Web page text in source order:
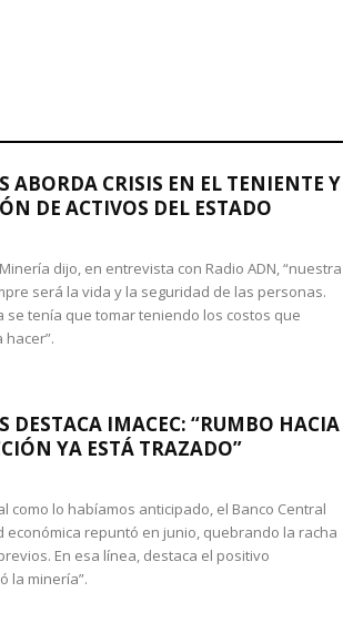
ABORDA CRISIS EN EL TENIENTE Y
DE ACTIVOS DEL ESTADO
dijo, en entrevista con Radio ADN, “nuestra
será la vida y la seguridad de las personas.
se tenía que tomar teniendo los costos que
DESTACA IMACEC: “RUMBO HACIA
YA ESTÁ TRAZADO”
como lo habíamos anticipado, el Banco Central
económica repuntó en junio, quebrando la racha
En esa línea, destaca el positivo
la minería”.